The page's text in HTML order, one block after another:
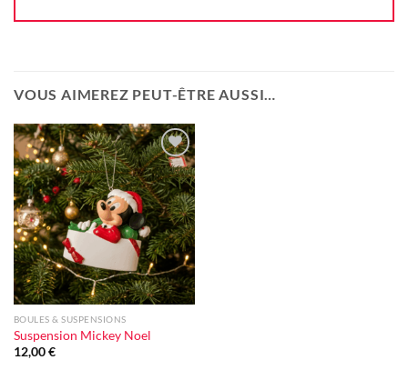
VOUS AIMEREZ PEUT-ÊTRE AUSSI…
Ajouter
à la liste
d'envie
BOULES & SUSPENSIONS
Suspension Mickey Noel
12,00€